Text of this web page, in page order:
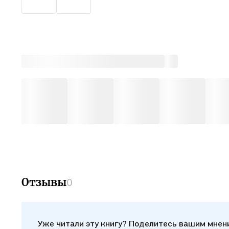
Отзывы0
Уже читали эту книгу? Поделитесь вашим